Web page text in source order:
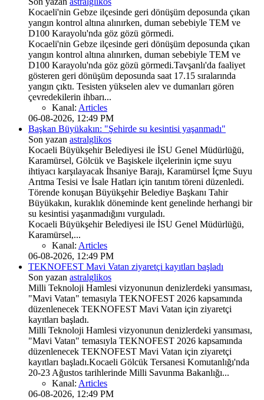
Kocaeli'nin Gebze ilçesinde geri dönüşüm deposunda çıkan
yangın kontrol altına alınırken, duman sebebiyle TEM ve
D100 Karayolu'nda göz gözü görmedi.
Kocaeli'nin Gebze ilçesinde geri dönüşüm deposunda çıkan
yangın kontrol altına alınırken, duman sebebiyle TEM ve
D100 Karayolu'nda göz gözü görmedi.Tavşanlı'da faaliyet
gösteren geri dönüşüm deposunda saat 17.15 sıralarında
yangın çıktı. Tesisten yükselen alev ve dumanları gören
çevredekilerin ihbarı...
Kanal: Articles
06-08-2026, 12:49 PM
Başkan Büyükakın: "Şehirde su kesintisi yaşanmadı"
Son yazan astralglikos
Kocaeli Büyükşehir Belediyesi ile İSU Genel Müdürlüğü,
Karamürsel, Gölcük ve Başiskele ilçelerinin içme suyu
ihtiyacı karşılayacak İhsaniye Barajı, Karamürsel İçme Suyu
Arıtma Tesisi ve İsale Hatları için tanıtım töreni düzenledi.
Törende konuşan Büyükşehir Belediye Başkanı Tahir
Büyükakın, kuraklık döneminde kent genelinde herhangi bir
su kesintisi yaşanmadığını vurguladı.
Kocaeli Büyükşehir Belediyesi ile İSU Genel Müdürlüğü,
Karamürsel,...
Kanal: Articles
06-08-2026, 12:49 PM
TEKNOFEST Mavi Vatan ziyaretçi kayıtları başladı
Son yazan astralglikos
Milli Teknoloji Hamlesi vizyonunun denizlerdeki yansıması,
"Mavi Vatan" temasıyla TEKNOFEST 2026 kapsamında
düzenlenecek TEKNOFEST Mavi Vatan için ziyaretçi
kayıtları başladı.
Milli Teknoloji Hamlesi vizyonunun denizlerdeki yansıması,
"Mavi Vatan" temasıyla TEKNOFEST 2026 kapsamında
düzenlenecek TEKNOFEST Mavi Vatan için ziyaretçi
kayıtları başladı.Kocaeli Gölcük Tersanesi Komutanlığı'nda
20-23 Ağustos tarihlerinde Milli Savunma Bakanlığı...
Kanal: Articles
06-08-2026, 12:49 PM